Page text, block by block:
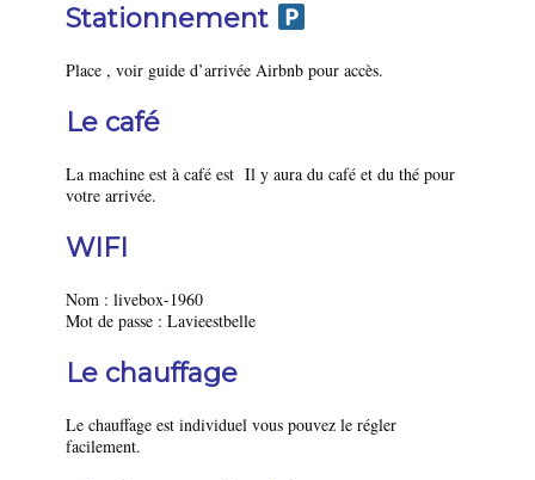
Stationnement
Place , voir guide d’arrivée Airbnb pour accès.
Le café
La machine est à café est Il y aura du café et du thé pour
votre arrivée.
WIFI
Nom : livebox-1960
Mot de passe : Lavieestbelle
Le chauffage
Le chauffage est individuel vous pouvez le régler
facilement.